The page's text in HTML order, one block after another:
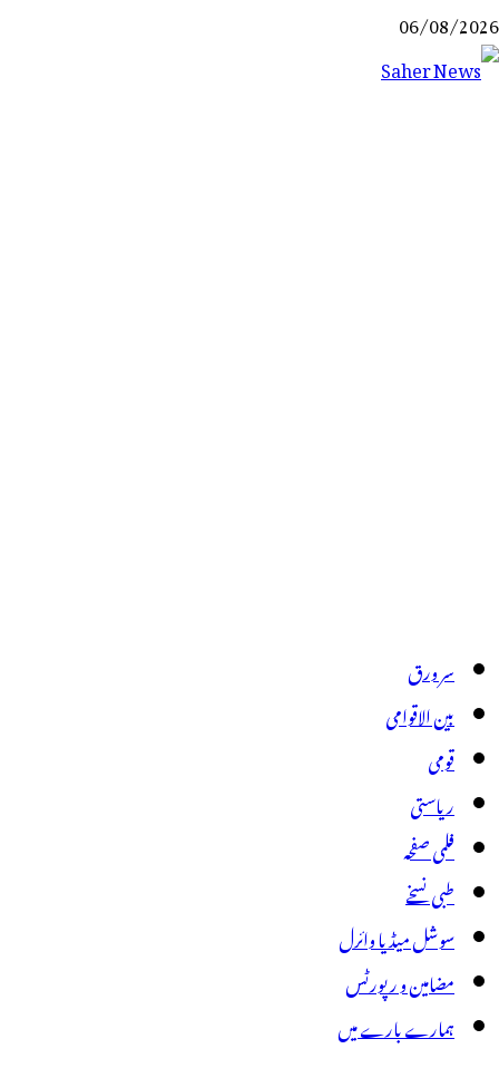
Skip
to
06/08/2026
سر ورق
بین الاقوامی
قومی
ریاستی
فلمی صفحہ
طبی نسخے
سوشل میڈیا وائرل
مضامین و رپورٹس
ہمارے بارے میں